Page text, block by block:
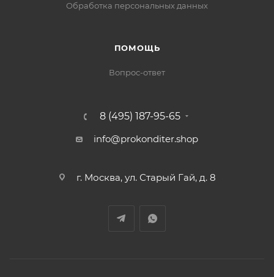
Обработка персональных данных
ПОМОЩЬ
Вопрос-ответ
8 (495) 187-95-65
info@prokonditer.shop
г. Москва, ул. Старый Гай, д. 8